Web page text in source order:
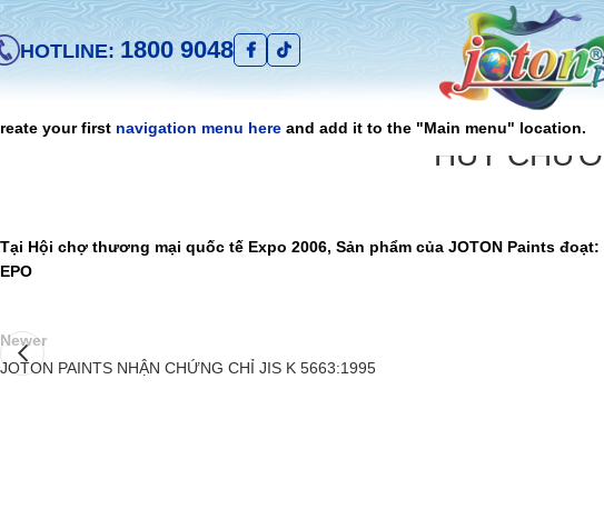
HOTLINE: 1800 9048
your first navigation menu here and add it to the "Main menu" location.
HUY
Tại Hội chợ thương mại quốc tế Expo 2006, Sản phẩm của JOTON Paints
EPO
Newer
JOTON PAINTS NHẬN CHỨNG CHỈ JIS K 5663:1995